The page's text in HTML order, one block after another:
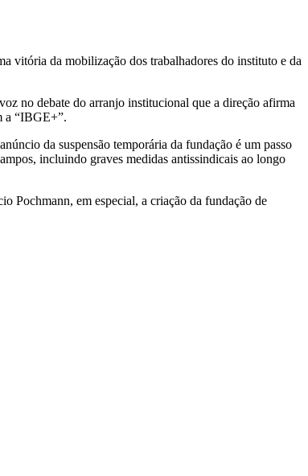
vitória da mobilização dos trabalhadores do instituto e da
no debate do arranjo institucional que a direção afirma
a “IBGE+”.
da suspensão temporária da fundação é um passo
incluindo graves medidas antissindicais ao longo
Pochmann, em especial, a criação da fundação de